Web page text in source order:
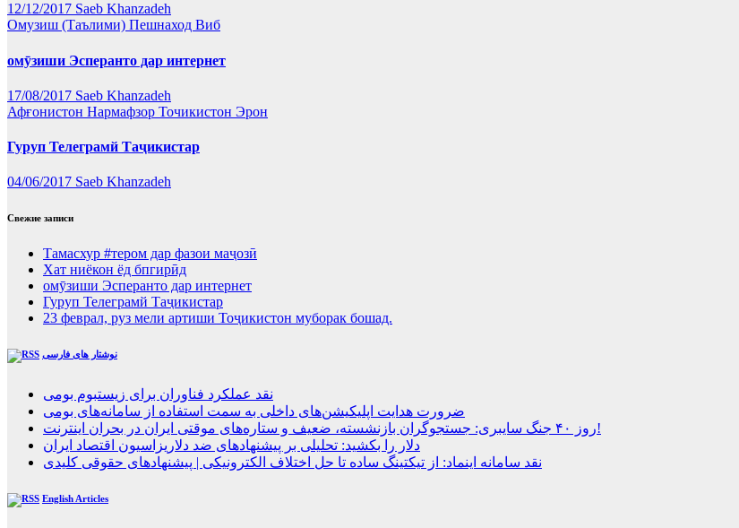
12/12/2017 Saeb Khanzadeh
Омузиш (Таълими) Пешнаход Виб
омӯзиши Эсперанто дар интернет
17/08/2017 Saeb Khanzadeh
Афғонистон Нармафзор Точикистон Эрон
Гуруп Телеграмй Таҷикистар
04/06/2017 Saeb Khanzadeh
Свежие записи
Тамасхур #тером дар фазои маҷозӣ
Хат ниёкон ёд бпгирӣд
омӯзиши Эсперанто дар интернет
Гуруп Телеграмй Таҷикистар
23 феврал, руз мели артиши Тоҷикистон муборак бошад.
نوشتار های فارسی
نقد عملکرد فناوران برای زیستبوم بومی
ضرورت هدایت اپلیکیشن‌های داخلی به سمت استفاده از سامانه‌های بومی
روز ۴۰ جنگ سایبری: جستجوگران بازنشسته، ضعیف و ستاره‌های موقتی ایران در بحران اینترنت!
دلار را بکشید: تحلیلی بر پیشنهادهای ضد دلاریزاسیون اقتصاد ایران
نقد سامانه اینماد: از تیکتینگ ساده تا حل اختلاف الکترونیکی | پیشنهادهای حقوقی کلیدی
English Articles